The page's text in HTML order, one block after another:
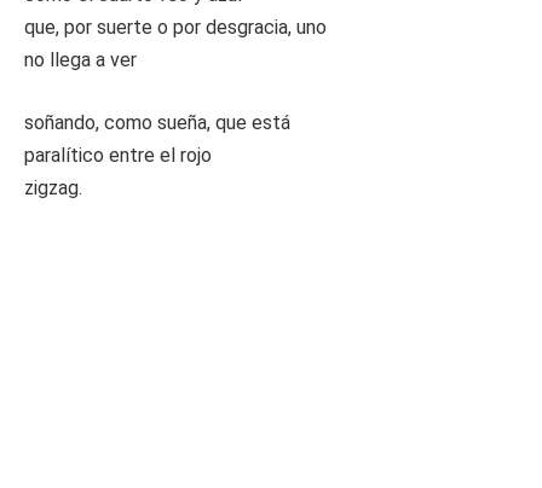
que, por suerte o por desgracia, uno
no llega a ver
soñando, como sueña, que está
paralítico entre el rojo
zigzag.